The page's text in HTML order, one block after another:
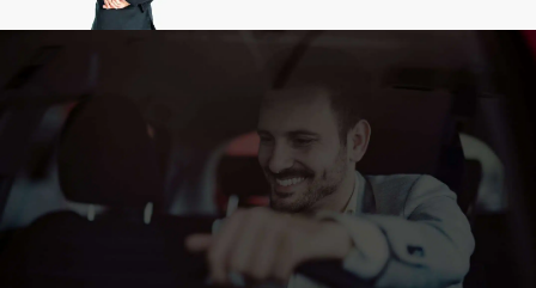
באופן מיידי
השאר/י פרטים